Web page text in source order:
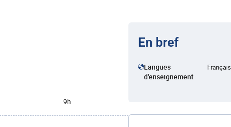
9h
En bref
Langues
d'enseignement
Français